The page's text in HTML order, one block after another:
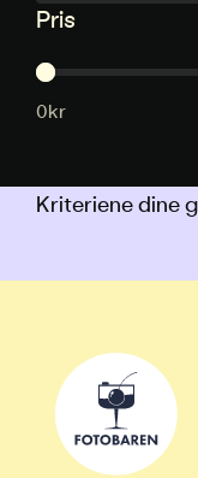
Pris
Pris
0kr
Kriteriene dine